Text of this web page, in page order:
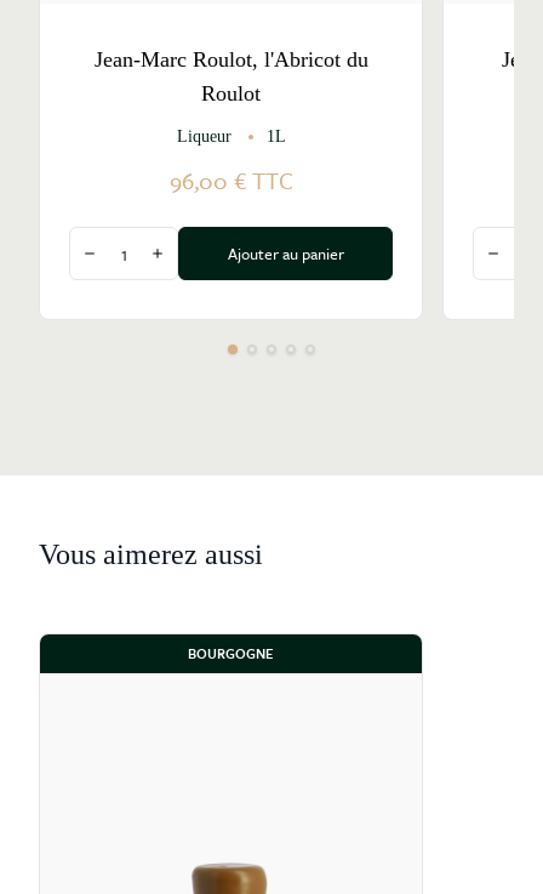
Jean-Marc Roulot, l'Abricot du
Roulot
Liqueur 1L
96,00 €TTC
Diminuer la quantité
Augmenter la quantité
Ajouter au panier
Vous aimerez aussi
BOURGOGNE